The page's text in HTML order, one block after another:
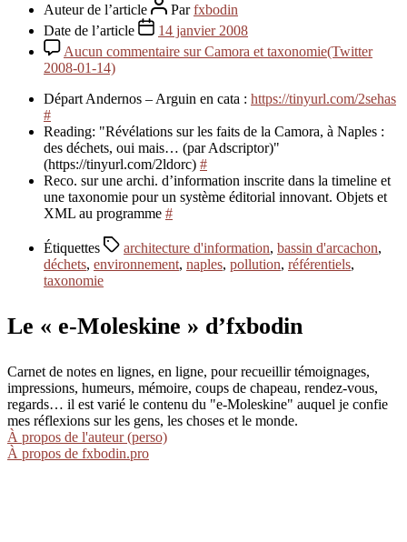
Auteur de l’article Parfxbodin
Date de l’article
14 janvier 2008
Aucun commentaire sur Camora et taxonomie(Twitter
2008-01-14)
Départ Andernos – Arguin en cata : https://tinyurl.com/2sehas
#
Reading: "Révélations sur les faits de la Camora, à Naples :
des déchets, oui mais… (par Adscriptor)"
(https://tinyurl.com/2ldorc) #
Reco. sur une archi. d’information inscrite dans la timeline et
une taxonomie pour un système éditorial innovant. Objets et
XML au programme #
Étiquettes architecture d'information, bassin d'arcachon,
déchets, environnement, naples, pollution, référentiels,
taxonomie
Le « e-Moleskine » d’fxbodin
Carnet de notes en lignes, en ligne, pour recueillir témoignages,
impressions, humeurs, mémoire, coups de chapeau, rendez-vous,
regards… il est varié le contenu du "e-Moleskine" auquel je confie
mes réflexions sur les gens, les choses et le monde.
À propos de l'auteur (perso)
À propos de fxbodin.pro